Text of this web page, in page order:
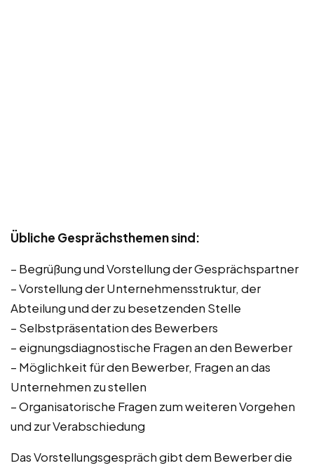
Übliche Gesprächsthemen sind:
– Begrüßung und Vorstellung der Gesprächspartner
– Vorstellung der Unternehmensstruktur, der
Abteilung und der zu besetzenden Stelle
– Selbstpräsentation des Bewerbers
– eignungsdiagnostische Fragen an den Bewerber
– Möglichkeit für den Bewerber, Fragen an das
Unternehmen zu stellen
– Organisatorische Fragen zum weiteren Vorgehen
und zur Verabschiedung
Das Vorstellungsgespräch gibt dem Bewerber die